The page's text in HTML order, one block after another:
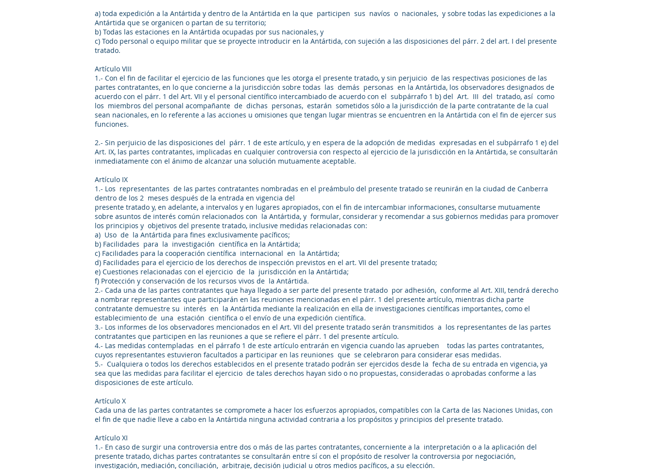
a) toda expedición a la Antártida y dentro de la Antártida en la que participen sus navíos o nacionales, y sobre todas las expediciones a la
Antártida que se organicen o partan de su territorio;
b) Todas las estaciones en la Antártida ocupadas por sus nacionales, y
c) Todo personal o equipo militar que se proyecte introducir en la Antártida, con sujeción a las disposiciones del párr. 2 del art. I del presente
tratado.
Artículo VIII
1.- Con el fin de facilitar el ejercicio de las funciones que les otorga el presente tratado, y sin perjuicio de las respectivas posiciones de las
partes contratantes, en lo que concierne a la jurisdicción sobre todas las demás personas en la Antártida, los observadores designados de
acuerdo con el párr. 1 del Art. VII y el personal científico intercambiado de acuerdo con el subpárrafo 1 b) del Art. III del tratado, así como
los miembros del personal acompañante de dichas personas, estarán sometidos sólo a la jurisdicción de la parte contratante de la cual
sean nacionales, en lo referente a las acciones u omisiones que tengan lugar mientras se encuentren en la Antártida con el fin de ejercer sus
funciones.
2.- Sin perjuicio de las disposiciones del párr. 1 de este artículo, y en espera de la adopción de medidas expresadas en el subpárrafo 1 e) del
Art. IX, las partes contratantes, implicadas en cualquier controversia con respecto al ejercicio de la jurisdicción en la Antártida, se consultarán
inmediatamente con el ánimo de alcanzar una solución mutuamente aceptable.
Artículo IX
1.- Los representantes de las partes contratantes nombradas en el preámbulo del presente tratado se reunirán en la ciudad de Canberra
dentro de los 2 meses después de la entrada en vigencia del
presente tratado y, en adelante, a intervalos y en lugares apropiados, con el fin de intercambiar informaciones, consultarse mutuamente
sobre asuntos de interés común relacionados con la Antártida, y formular, considerar y recomendar a sus gobiernos medidas para promover
los principios y objetivos del presente tratado, inclusive medidas relacionadas con:
a) Uso de la Antártida para fines exclusivamente pacíficos;
b) Facilidades para la investigación científica en la Antártida;
c) Facilidades para la cooperación científica internacional en la Antártida;
d) Facilidades para el ejercicio de los derechos de inspección previstos en el art. VII del presente tratado;
e) Cuestiones relacionadas con el ejercicio de la jurisdicción en la Antártida;
f) Protección y conservación de los recursos vivos de la Antártida.
2.- Cada una de las partes contratantes que haya llegado a ser parte del presente tratado por adhesión, conforme al Art. XIII, tendrá derecho
a nombrar representantes que participarán en las reuniones mencionadas en el párr. 1 del presente artículo, mientras dicha parte
contratante demuestre su interés en la Antártida mediante la realización en ella de investigaciones científicas importantes, como el
establecimiento de una estación científica o el envío de una expedición científica.
3.- Los informes de los observadores mencionados en el Art. VII del presente tratado serán transmitidos a los representantes de las partes
contratantes que participen en las reuniones a que se refiere el párr. 1 del presente artículo.
4.- Las medidas contempladas en el párrafo 1 de este artículo entrarán en vigencia cuando las aprueben todas las partes contratantes,
cuyos representantes estuvieron facultados a participar en las reuniones que se celebraron para considerar esas medidas.
5.- Cualquiera o todos los derechos establecidos en el presente tratado podrán ser ejercidos desde la fecha de su entrada en vigencia, ya
sea que las medidas para facilitar el ejercicio de tales derechos hayan sido o no propuestas, consideradas o aprobadas conforme a las
disposiciones de este artículo.
Artículo X
Cada una de las partes contratantes se compromete a hacer los esfuerzos apropiados, compatibles con la Carta de las Naciones Unidas, con
el fin de que nadie lleve a cabo en la Antártida ninguna actividad contraria a los propósitos y principios del presente tratado.
Artículo XI
1.- En caso de surgir una controversia entre dos o más de las partes contratantes, concerniente a la interpretación o a la aplicación del
presente tratado, dichas partes contratantes se consultarán entre sí con el propósito de resolver la controversia por negociación,
investigación, mediación, conciliación, arbitraje, decisión judicial u otros medios pacíficos, a su elección.